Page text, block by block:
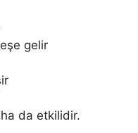
gelir
da etkilidir.